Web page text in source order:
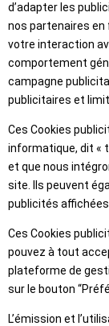
d’adapter les
nos partenaires en
votre interaction
comportement
campagne
publicitaires et
Ces Cookies
informatique, dit «
et que nous
site. Ils peuvent
publicités affichées
Ces Cookies
pouvez à tout
plateforme de
sur le bouton
L’émission et